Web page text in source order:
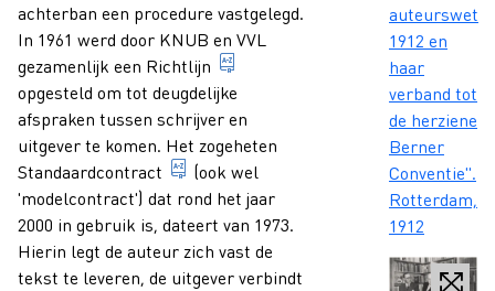
achterban een procedure vastgelegd.
In 1961 werd door KNUB en VVL
gezamenlijk een Richtlijn
in 1961 door de Koninklijke
opgesteld om tot deugdelijke
afspraken tussen schrijver en
uitgever te komen. Het zogeheten
Standaardcontract
in 1973 door de initiatiefnemers van
(ook wel
'modelcontract') dat rond het jaar
2000 in gebruik is, dateert van 1973.
Hierin legt de auteur zich vast de
tekst te leveren, de uitgever verbindt
auteurswet
1912 en
haar
verband tot
de herziene
Berner
Conventie".
Rotterdam,
1912